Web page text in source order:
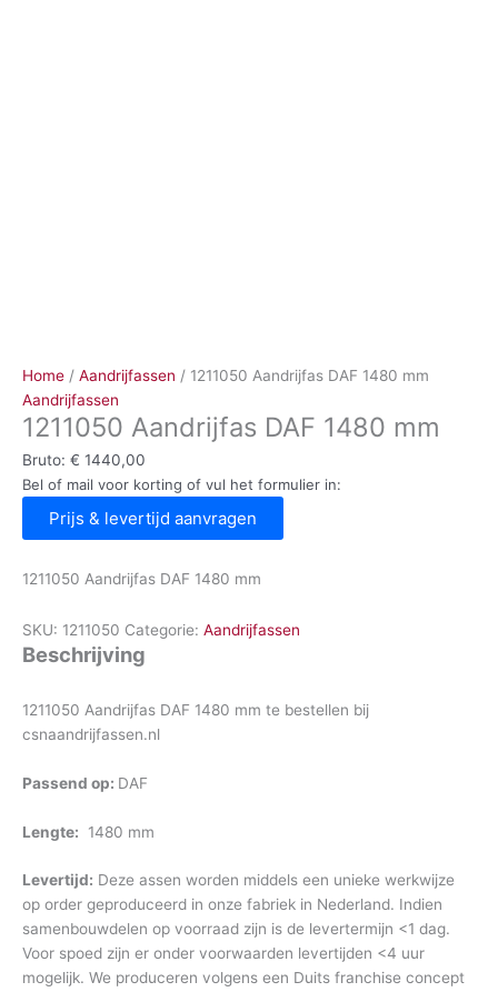
Home / Aandrijfassen / 1211050 Aandrijfas DAF 1480 mm
Aandrijfassen
1211050 Aandrijfas DAF 1480 mm
Bruto: € 1440,00
Bel of mail voor korting of vul het formulier in:
Prijs & levertijd aanvragen
1211050 Aandrijfas DAF 1480 mm
SKU: 1211050 Categorie: Aandrijfassen
Beschrijving
1211050 Aandrijfas DAF 1480 mm te bestellen bij
csnaandrijfassen.nl
Passend op: DAF
Lengte: 1480 mm
Levertijd: Deze assen worden middels een unieke werkwijze
op order geproduceerd in onze fabriek in Nederland. Indien
samenbouwdelen op voorraad zijn is de levertermijn <1 dag.
Voor spoed zijn er onder voorwaarden levertijden <4 uur
mogelijk. We produceren volgens een Duits franchise concept